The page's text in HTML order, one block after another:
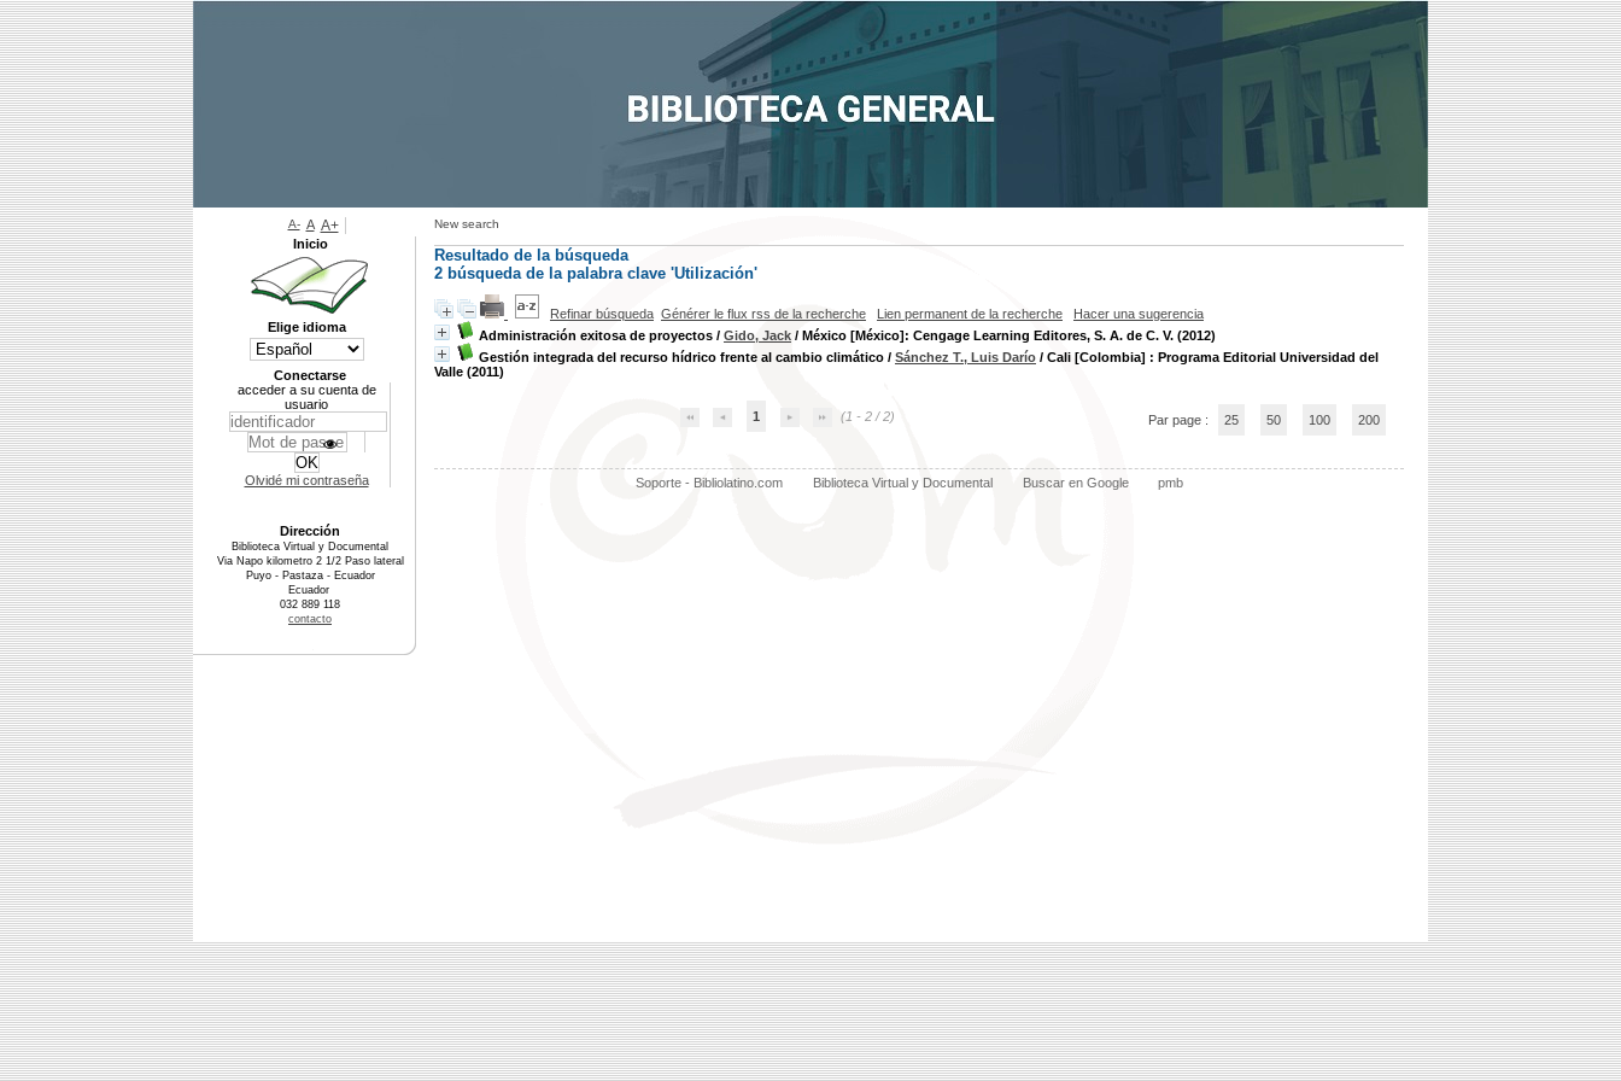
New search
Resultado de la búsqueda
2 búsqueda de la palabra clave 'Utilización'
Refinar búsqueda Générer le flux rss de la recherche Lien permanent de la recherche
Hacer una sugerencia
Administración exitosa de proyectos / Gido, Jack / México [México]: Cengage Learning Editores, S. A. de C. V. (2012)
Gestión integrada del recurso hídrico frente al cambio climático / Sánchez T., Luis Darío / Cali [Colombia] : Programa Editorial Universidad del
Valle (2011)
1 (1 - 2 / 2) Par page : 25 50 100 200
Soporte - Bibliolatino.com Biblioteca Virtual y Documental Buscar en Google pmb
A- A A+
Inicio
Elige idioma
Conectarse
acceder a su cuenta de
usuario
Olvidé mi contraseña
Dirección
Biblioteca Virtual y Documental
Via Napo kilometro 2 1/2 Paso lateral
Puyo - Pastaza - Ecuador
Ecuador
032 889 118
contacto